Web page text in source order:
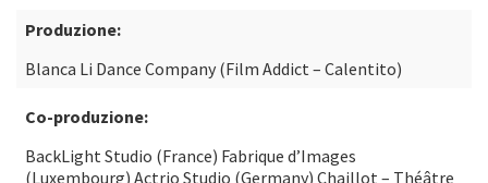
Produzione:
Blanca Li Dance Company (Film Addict – Calentito)
Co-produzione:
BackLight Studio (France) Fabrique d’Images
(Luxembourg) Actrio Studio (Germany) Chaillot – Théâtre